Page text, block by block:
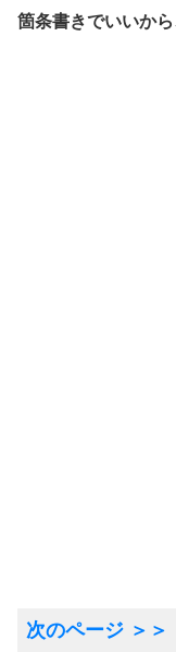
箇条書きでいいか